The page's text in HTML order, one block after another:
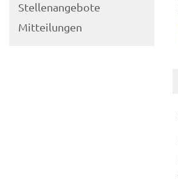
Stellenangebote
Mitteilungen